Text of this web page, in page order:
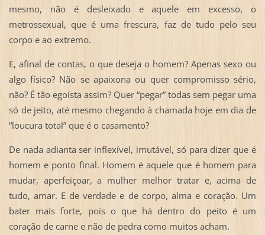
mesmo, não é desleixado e aquele em excesso, o
metrossexual, que é uma frescura, faz de tudo pelo seu
corpo e ao extremo.
E, afinal de contas, o que deseja o homem? Apenas sexo ou
algo físico? Não se apaixona ou quer compromisso sério,
não? É tão egoísta assim? Quer “pegar” todas sem pegar uma
só de jeito, até mesmo chegando à chamada hoje em dia de
“loucura total” que é o casamento?
De nada adianta ser inflexível, imutável, só para dizer que é
homem e ponto final. Homem é aquele que é homem para
mudar, aperfeiçoar, a mulher melhor tratar e, acima de
tudo, amar. E de verdade e de corpo, alma e coração. Um
bater mais forte, pois o que há dentro do peito é um
coração de carne e não de pedra como muitos acham.